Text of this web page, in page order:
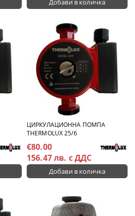
ЦИРКУЛАЦИОННА ПОМПА
THERMOLUX 25/6
€80.00
156.47 лв. с ДДС